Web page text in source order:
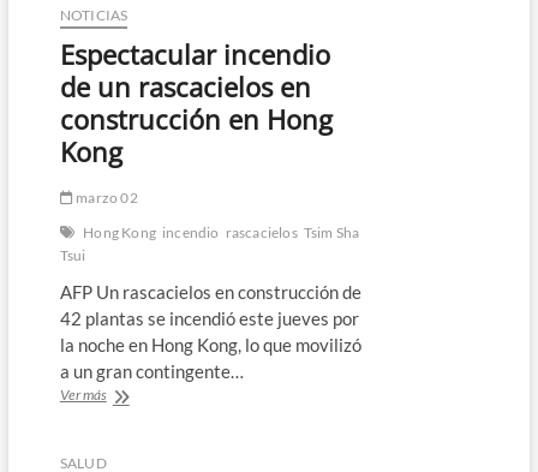
plan
de
prohibición
de
cigarillos
NOTICIAS
Espectacular incendio
de un rascacielos en
construcción en Hong
Kong
marzo 02
Hong Kong incendio rascacielos Tsim Sha
Tsui
AFP Un rascacielos en construcción de
42 plantas se incendió este jueves por
la noche en Hong Kong, lo que movilizó
a un gran contingente…
Ver másEspectacular
un
SALUD